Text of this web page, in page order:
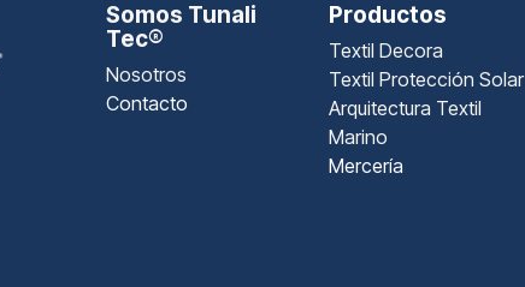
Somos Tunali
Tec®
Nosotros
Contacto
Productos
Textil Decora
Textil Protección Solar
Arquitectura Textil
Marino
Mercería